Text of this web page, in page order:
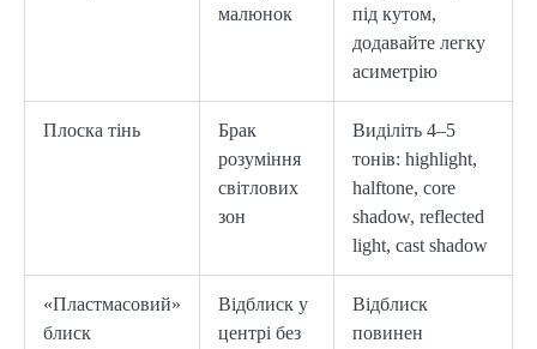
малюнок
під кутом,
додавайте легку
асиметрію
Плоска тінь
Брак
розуміння
світлових
зон
Виділіть 4–5
тонів: highlight,
halftone, core
shadow, reflected
light, cast shadow
«Пластмасовий»
блиск
Відблиск у
центрі без
Відблиск
повинен